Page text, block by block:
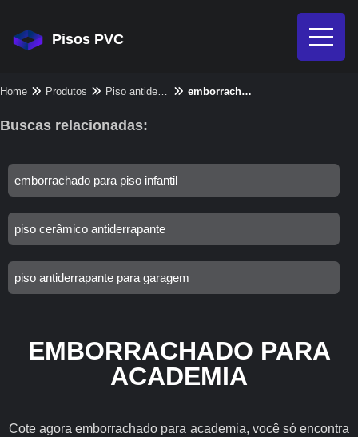
Pisos PVC
Home Produtos Piso antiderrapante - Categoria emborrachado para academia
Buscas relacionadas:
emborrachado para piso infantil
piso cerâmico antiderrapante
piso antiderrapante para garagem
EMBORRACHADO PARA
ACADEMIA
Cote agora emborrachado para academia, você só encontra